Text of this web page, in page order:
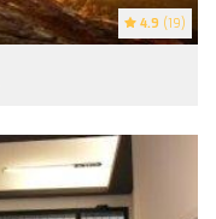
4.9 (19)